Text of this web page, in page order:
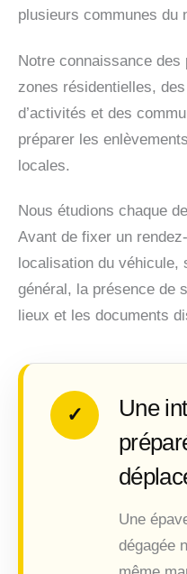
plusieurs communes du
Notre connaissance
zones résidentielles,
d’activités et des
préparer les
locales.
Nous étudions chaque
Avant de fixer un
localisation du véhicule,
général, la présence de
lieux et les documents
✓
Une
Une
dégagée